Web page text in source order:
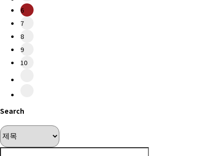
6
7
8
9
10
Search